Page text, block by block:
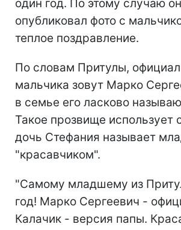
один год. По этому случаю он
опубликовал фото с
теплое поздравление.
По словам Притулы,
мальчика зовут Марко
в семье его ласково
Такое прозвище использует
дочь Стефания называет
"красавчиком".
"Самому младшему из
год! Марко Сергеевич -
Калачик - версия папы.